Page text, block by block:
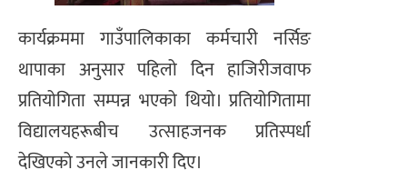
कार्यक्रममा गाउँपालिकाका कर्मचारी नर्सिङ
थापाका अनुसार पहिलो दिन हाजिरीजवाफ
प्रतियोगिता सम्पन्न भएको थियो। प्रतियोगितामा
विद्यालयहरूबीच उत्साहजनक प्रतिस्पर्धा
देखिएको उनले जानकारी दिए।